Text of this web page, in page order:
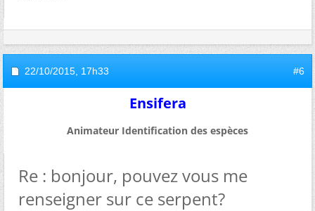
22/10/2015, 17h33 #6
Ensifera
Animateur Identification des espèces
Re : bonjour, pouvez vous me
renseigner sur ce serpent?